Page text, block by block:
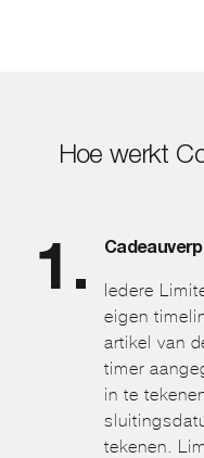
Hoe werkt
Iedere
eigen
artikel van
timer
in te
tekenen.